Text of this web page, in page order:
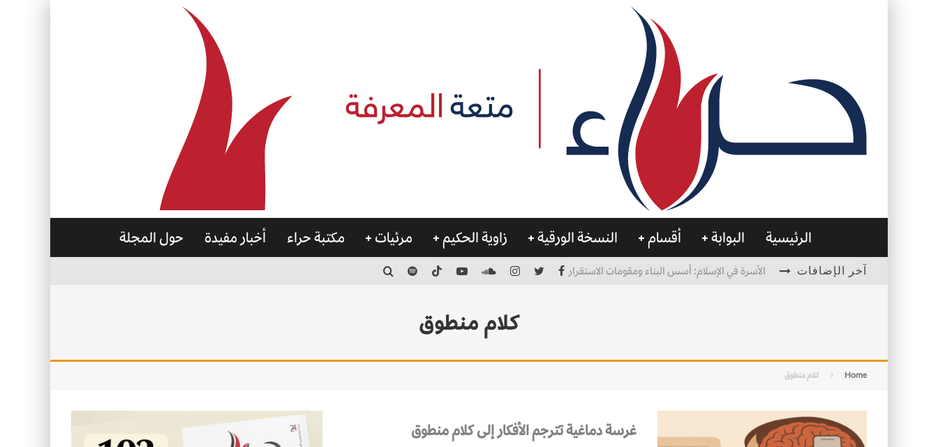
الرئيسية البوابة أقسام النسخة الورقية زاوية الحكيم مرئيات مكتبة حراء أخبار مفيدة حول المجلة
آخر الإضافات الأسرة في الإسلام: أسس البناء ومقومات الاستقرار
كلام منطوق
Home كلام منطوق
غرسة دماغية تترجم الأفكار إلى كلام منطوق